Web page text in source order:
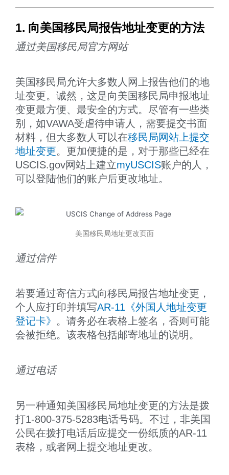
1. 向美国移民局报告地址变更的方法
通过美国移民局官方网站
美国移民局允许大多数人网上报告他们的地
址变更。诚然，这是向美国移民局申报地址
变更最方便、最安全的方式。尽管有一些类
别，如VAWA受虐待申请人，需要提交书面
材料，但大多数人可以在移民局网站上提交
地址变更。更加便捷的是，对于那些已经在
USCIS.gov网站上建立myUSCIS账户的人，
可以登陆他们的账户后更改地址。
美国移民局地址更改页面
通过信件
若要通过寄信方式向移民局报告地址变更，
个人应打印并填写AR-11《外国人地址变更
登记卡》 。请务必在表格上签名，否则可能
会被拒绝。该表格包括邮寄地址的说明。
通过电话
另一种通知美国移民局地址变更的方法是拨
打1-800-375-5283电话号码。不过，非美国
公民在拨打电话后应提交一份纸质的AR-11
表格，或者网上提交地址更改。